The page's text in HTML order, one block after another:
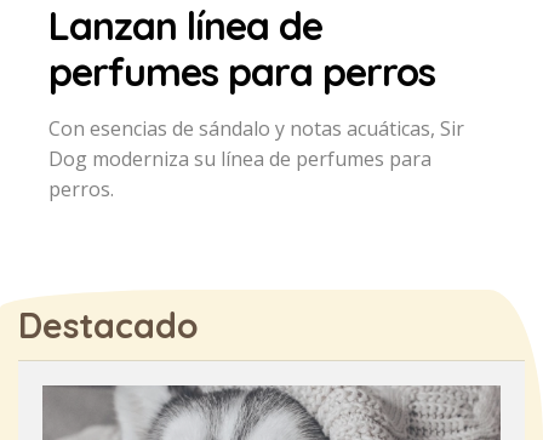
Lanzan línea de
perfumes para perros
Con esencias de sándalo y notas acuáticas, Sir
Dog moderniza su línea de perfumes para
perros.
Destacado